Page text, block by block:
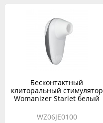
Бесконтактный
клиторальный стимулятор
Womanizer Starlet белый
WZ06JE0100